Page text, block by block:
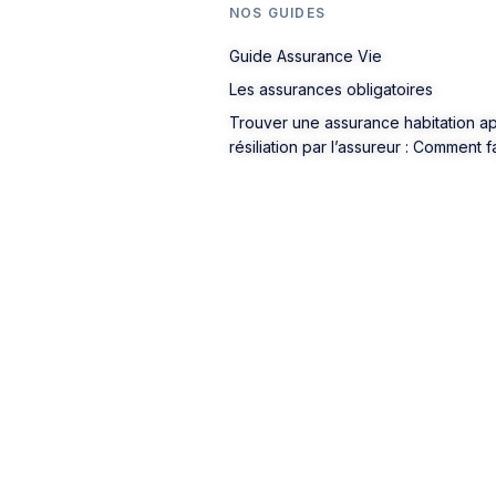
NOS GUIDES
Guide Assurance Vie
Les assurances obligatoires
Trouver une assurance habitation
résiliation par l’assureur : Comment